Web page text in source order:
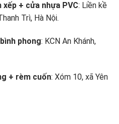
+ cửa nhựa PVC: Liền kề
Trì, Hà Nội.
phong: KCN An Khánh,
+ rèm cuốn: Xóm 10, xã Yên